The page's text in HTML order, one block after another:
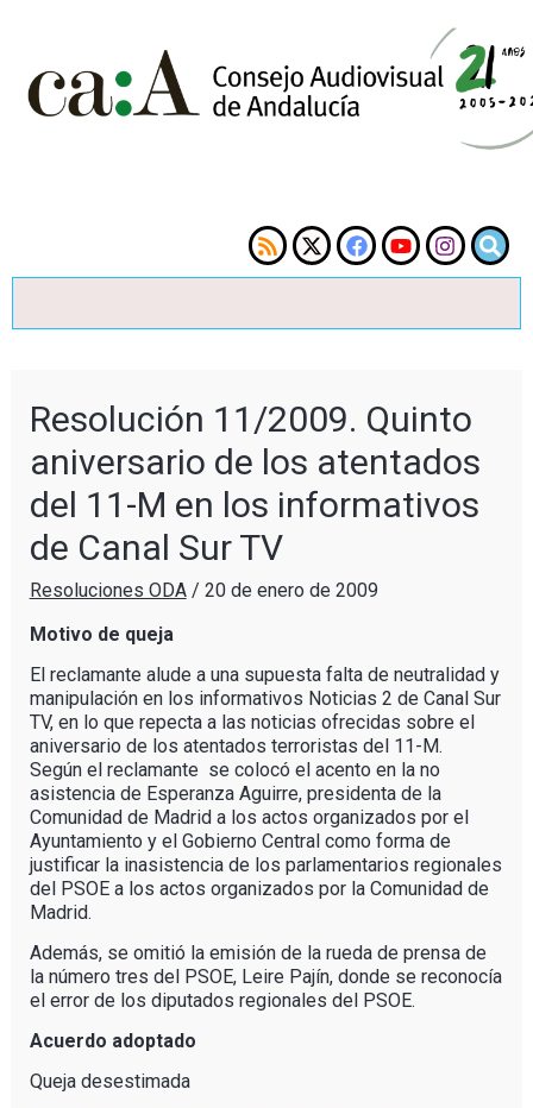
Resolución 11/2009. Quinto
aniversario de los atentados
del 11-M en los informativos
de Canal Sur TV
Resoluciones ODA/ 20 de enero de 2009
Motivo de queja
El reclamante alude a una supuesta falta de neutralidad y
manipulación en los informativos Noticias 2 de Canal Sur
TV, en lo que repecta a las noticias ofrecidas sobre el
aniversario de los atentados terroristas del 11-M.
Según el reclamante se colocó el acento en la no
asistencia de Esperanza Aguirre, presidenta de la
Comunidad de Madrid a los actos organizados por el
Ayuntamiento y el Gobierno Central como forma de
justificar la inasistencia de los parlamentarios regionales
del PSOE a los actos organizados por la Comunidad de
Madrid.
Además, se omitió la emisión de la rueda de prensa de
la número tres del PSOE, Leire Pajín, donde se reconocía
el error de los diputados regionales del PSOE.
Acuerdo adoptado
Queja desestimada